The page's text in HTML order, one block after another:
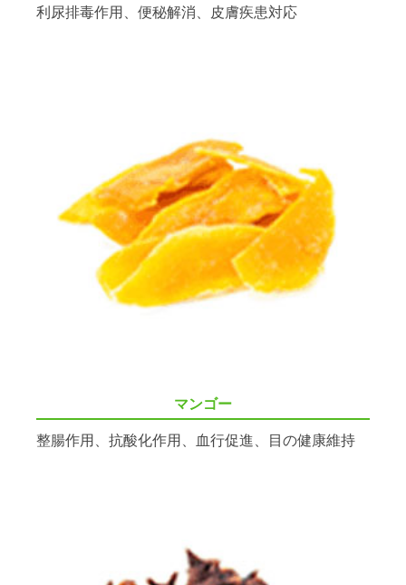
利尿排毒作用、便秘解消、皮膚疾患対応
マンゴー
整腸作用、抗酸化作用、血行促進、目の健康維持